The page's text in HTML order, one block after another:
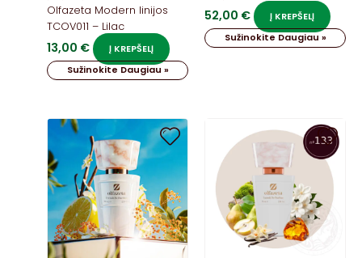
Olfazeta Modern linijos
TCOV011 – Lilac
13,00 €
Į KREPŠELĮ
Sužinokite Daugiau »
52,00 €
Į KREPŠELĮ
Sužinokite Daugiau »